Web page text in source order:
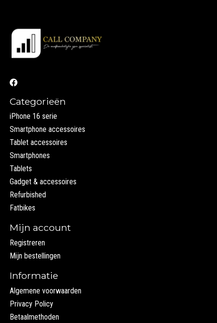
Categorieën
iPhone 16 serie
Smartphone accessoires
Tablet accessoires
Smartphones
Tablets
Gadget & accessoires
Refurbished
Fatbikes
Mijn account
Registreren
Mijn bestellingen
Informatie
Algemene voorwaarden
Privacy Policy
Betaalmethoden